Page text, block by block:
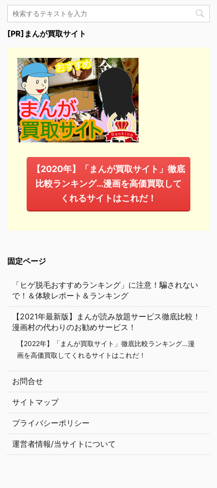
[PR]まんが買取サイト
【2020年】「まんが買取サイト」徹底
比較ランキング…漫画を高価買取して
くれるサイトはこれだ！
固定ページ
「ヒゲ脱毛おすすめランキング」に注意！騙されない
で！＆体験レポート＆ランキング
【2021年最新版】まんが読み放題サービス徹底比較！
漫画村の代わりのお勧めサービス！
【2022年】「まんが買取サイト」徹底比較ランキング…漫
画を高価買取してくれるサイトはこれだ！
お問合せ
サイトマップ
プライバシーポリシー
運営者情報/当サイトについて